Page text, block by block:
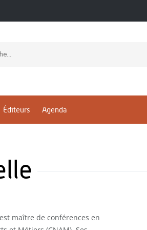
Éditeurs Agenda
maître de conférences en